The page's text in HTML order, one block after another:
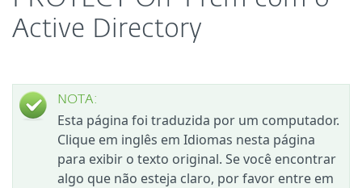
Active Directory
NOTA:
Esta página foi traduzida por um computador.
Clique em inglês em Idiomas nesta página
para exibir o texto original. Se você encontrar
algo que não esteja claro, por favor entre em